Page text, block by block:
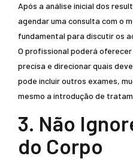
Após a análise inicial dos
agendar uma consulta com o
fundamental para discutir os
O profissional poderá
precisa e direcionar quais
pode incluir outros exames,
mesmo a introdução de
3. Não
do Corpo